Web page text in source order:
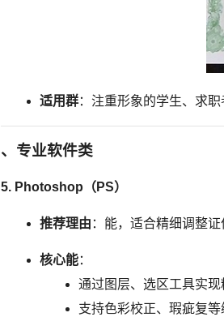
适用群：注重形象的学生、求职
、专业软件类
5. Photoshop（PS）
推荐理由 ：能，适合精细调整证
核心能：
通过图层、选区工具实现
支持色彩校正、瑕疵复等